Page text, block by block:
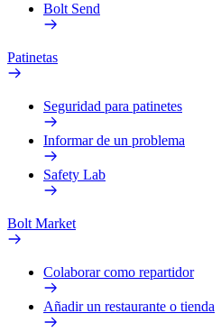
Bolt Send
Patinetas
Seguridad para patinetes
Informar de un problema
Safety Lab
Bolt Market
Colaborar como repartidor
Añadir un restaurante o tienda